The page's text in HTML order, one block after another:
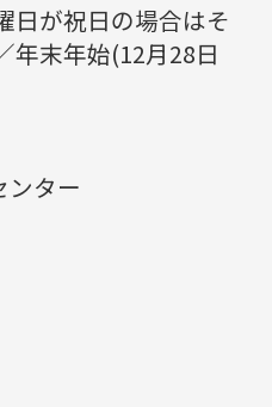
日が祝日の場合はそ
年末年始(12月28日
ンター